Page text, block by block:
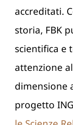
accreditati.
storia, FBK
scientifica e
attenzione
dimensione
progetto